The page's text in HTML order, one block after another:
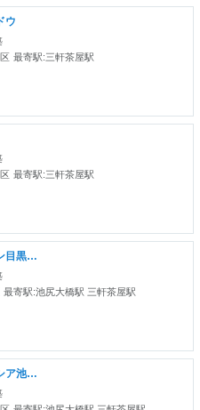
ウ
最寄駅:三軒茶屋駅
最寄駅:三軒茶屋駅
ザ・コートガーデン目黒東山
最寄駅:池尻大橋駅 三軒茶屋駅
オープンレジデンシア池尻大橋